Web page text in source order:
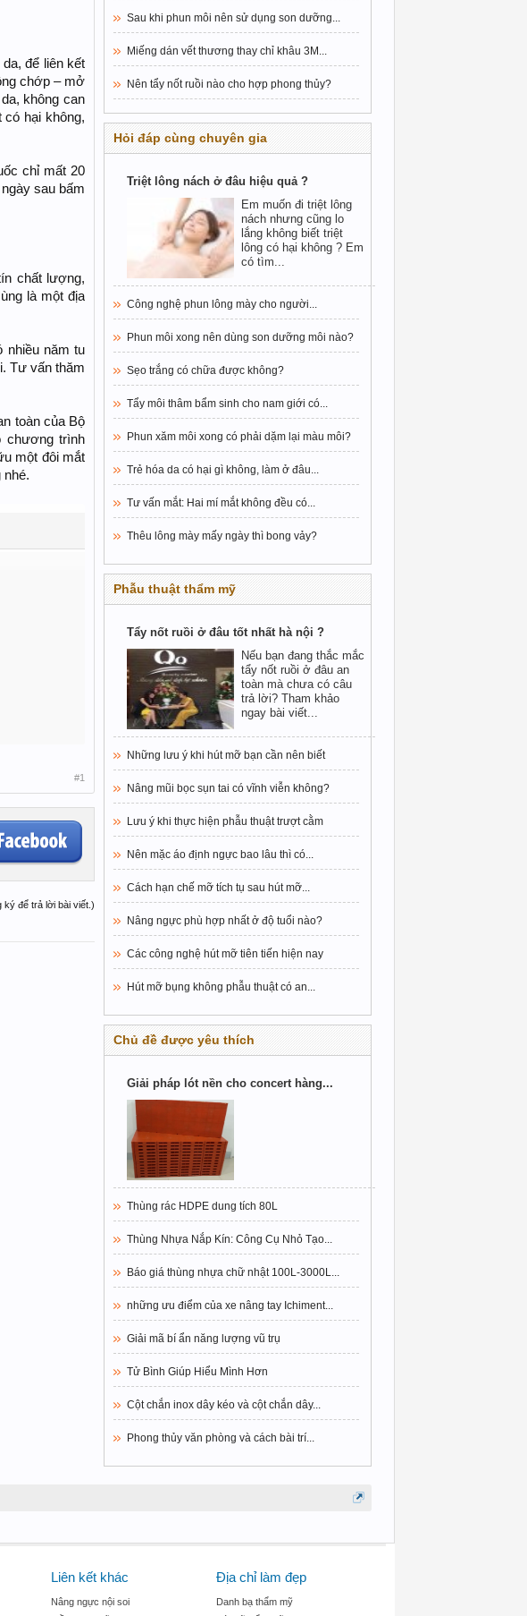
để liên kết
chớp – mở
không can
hại không,
chỉ mất 20
sau bấm
chất lượng,
là một địa
nhiều năm tu
Tư vấn thăm
toàn của Bộ
chương trình
một đôi mắt
nhé.
#1
ký để trả lời bài viết.)
Sau khi phun môi nên sử dụng son dưỡng...
Miếng dán vết thương thay chỉ khâu 3M...
Nên tẩy nốt ruồi nào cho hợp phong thủy?
Hỏi đáp cùng chuyên gia
Triệt lông nách ở đâu hiệu quả ?
Em muốn đi triệt lông
nách nhưng cũng lo
lắng không biết triệt
lông có hại không ? Em
có tìm...
Công nghệ phun lông mày cho người...
Phun môi xong nên dùng son dưỡng môi nào?
Sẹo trắng có chữa được không?
Tẩy môi thâm bẩm sinh cho nam giới có...
Phun xăm môi xong có phải dặm lại màu môi?
Trẻ hóa da có hại gì không, làm ở đâu...
Tư vấn mắt: Hai mí mắt không đều có...
Thêu lông mày mấy ngày thì bong vảy?
Phẫu thuật thẩm mỹ
Tẩy nốt ruồi ở đâu tốt nhất hà nội ?
Nếu bạn đang thắc mắc
tẩy nốt ruồi ở đâu an
toàn mà chưa có câu
trả lời? Tham khảo
ngay bài viết...
Những lưu ý khi hút mỡ bạn cần nên biết
Nâng mũi bọc sụn tai có vĩnh viễn không?
Lưu ý khi thực hiện phẫu thuật trượt cằm
Nên mặc áo định ngực bao lâu thì có...
Cách hạn chế mỡ tích tụ sau hút mỡ...
Nâng ngực phù hợp nhất ở độ tuổi nào?
Các công nghệ hút mỡ tiên tiến hiện nay
Hút mỡ bụng không phẫu thuật có an...
Chủ đề được yêu thích
Giải pháp lót nền cho concert hàng...
Thùng rác HDPE dung tích 80L
Thùng Nhựa Nắp Kín: Công Cụ Nhỏ Tạo...
Báo giá thùng nhựa chữ nhật 100L-3000L...
những ưu điểm của xe nâng tay Ichiment...
Giải mã bí ẩn năng lượng vũ trụ
Tử Bình Giúp Hiểu Mình Hơn
Cột chắn inox dây kéo và cột chắn dây...
Phong thủy văn phòng và cách bài trí...
Liên kết khác
Nâng ngực nội soi
Địa chỉ làm đẹp
Danh bạ thẩm mỹ